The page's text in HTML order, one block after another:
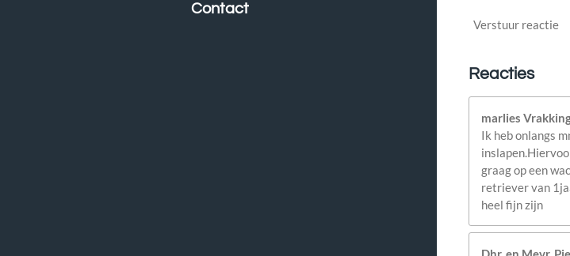
Verstuur reactie
Reacties
marlies
Ik heb onlangs
graag op een
retriever van
heel fijn zijn
Contact